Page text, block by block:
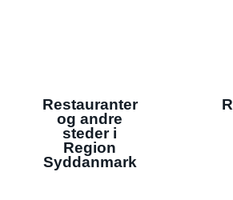
Restauranter
og andre
steder i
Region
Syddanmark